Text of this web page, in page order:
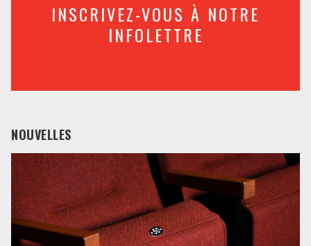
INSCRIVEZ-VOUS À NOTRE
INFOLETTRE
NOUVELLES